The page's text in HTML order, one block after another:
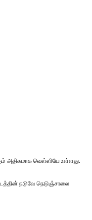
அதிகமாக வெள்ளியே உள்ளது.
நடுவே நெடுஞ்சாலை